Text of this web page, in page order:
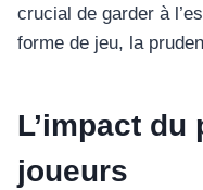
crucial de garder à
forme de jeu, la
L’impact
joueurs